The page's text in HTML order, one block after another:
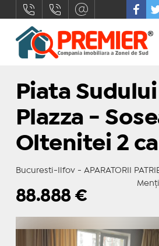
Piata
Plazza -
Oltenitei 2
Bucuresti-Ilfov - APARATORII
88.888€